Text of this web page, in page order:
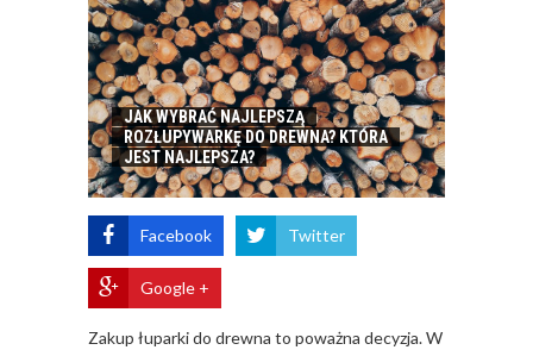
JAK WYBRAĆ NAJLEPSZĄ
ROZŁUPYWARKĘ DO DREWNA? KTÓRA
JEST NAJLEPSZA?
Facebook Twitter
Google +
Zakup łuparki do drewna to poważna decyzja. W